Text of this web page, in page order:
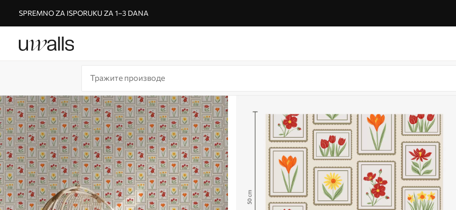
SPREMNO ZA ISPORUKU ZA 1–3 DANA